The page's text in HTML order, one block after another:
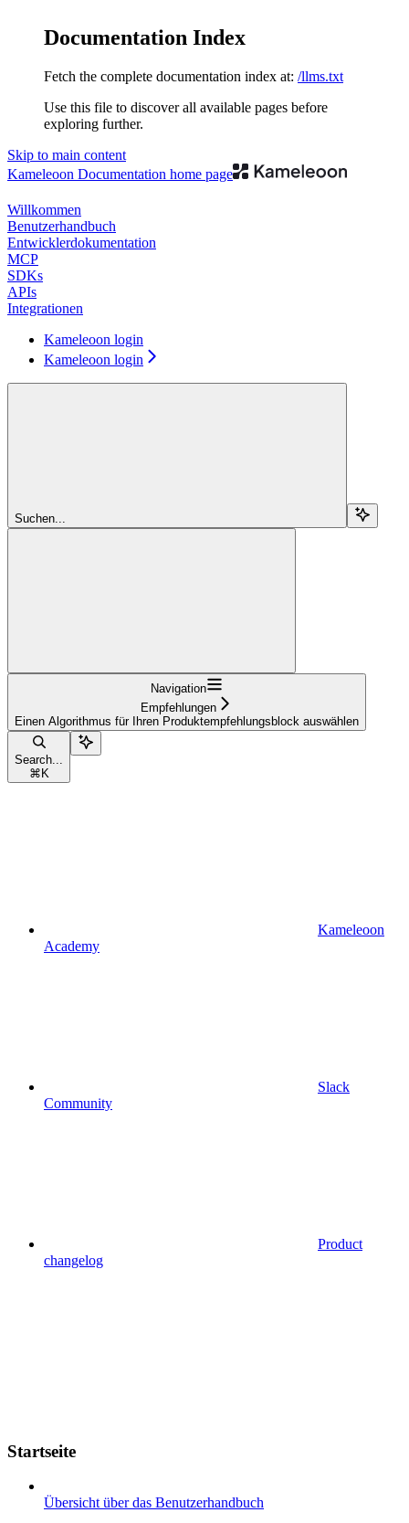
Documentation Index
Fetch the complete documentation index at: /llms.txt
Use this file to discover all available pages before
exploring further.
Skip to main content
Kameleoon Documentation home page
Willkommen
Benutzerhandbuch
Entwicklerdokumentation
MCP
SDKs
APIs
Integrationen
Kameleoon login
Kameleoon login
Suchen...
Navigation
Empfehlungen
Einen Algorithmus für Ihren Produktempfehlungsblock auswählen
Search...
⌘ K
Kameleoon
Academy
Slack
Community
Product
changelog
Startseite
Übersicht über das Benutzerhandbuch